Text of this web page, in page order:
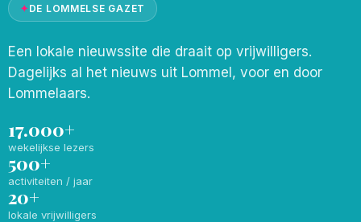
✦DE LOMMELSE GAZET
Een lokale nieuwssite die draait op vrijwilligers.
Dagelijks al het nieuws uit Lommel, voor en door
Lommelaars.
17.000+
wekelijkse lezers
500+
activiteiten / jaar
20+
lokale vrijwilligers